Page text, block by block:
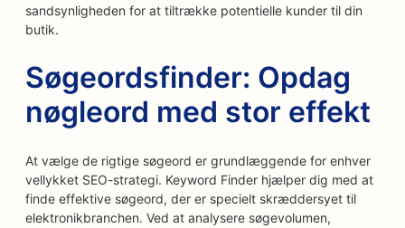
sandsynligheden for at tiltrække potentielle kunder til din
butik.
Søgeordsfinder: Opdag
nøgleord med stor effekt
At vælge de rigtige søgeord er grundlæggende for enhver
vellykket SEO-strategi. Keyword Finder hjælper dig med at
finde effektive søgeord, der er specielt skræddersyet til
elektronikbranchen. Ved at analysere søgevolumen,